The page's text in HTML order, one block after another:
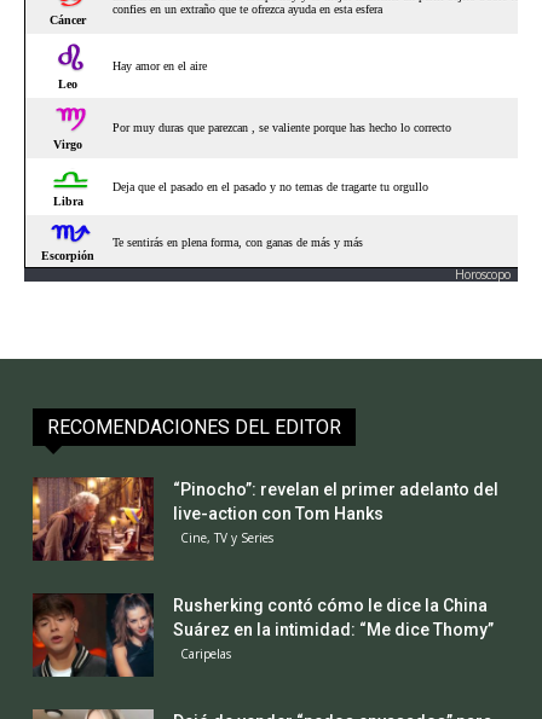
Horoscopo
RECOMENDACIONES DEL EDITOR
“Pinocho”: revelan el primer adelanto del
live-action con Tom Hanks
Cine, TV y Series
Rusherking contó cómo le dice la China
Suárez en la intimidad: “Me dice Thomy”
Caripelas